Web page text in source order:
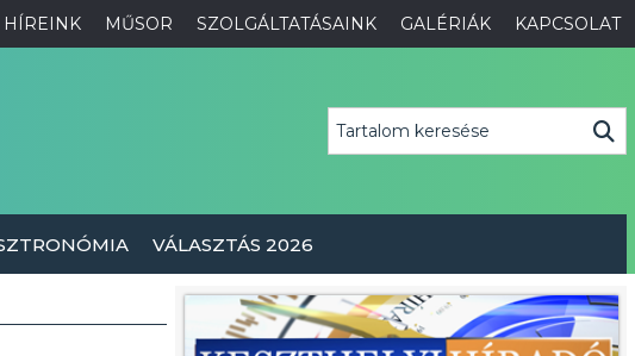
HÍREINK MŰSOR SZOLGÁLTATÁSAINK GALÉRIÁK KAPCSOLAT
VÁLASZTÁS 2026